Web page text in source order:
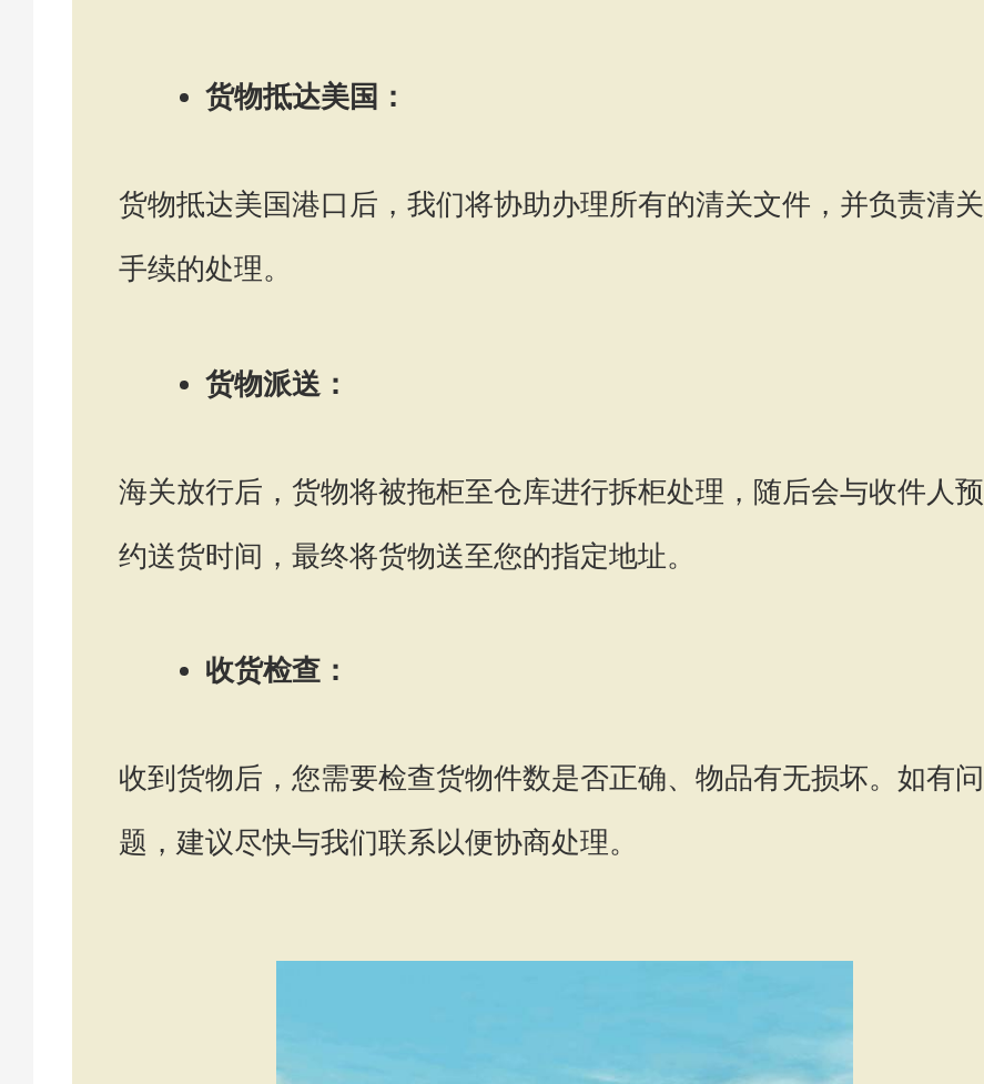
货物抵达美国：
货物抵达美国港口后，我们将协助办理所有的清关文件，并负责清关
手续的处理。
货物派送：
海关放行后，货物将被拖柜至仓库进行拆柜处理，随后会与收件人预
约送货时间，最终将货物送至您的指定地址。
收货检查：
收到货物后，您需要检查货物件数是否正确、物品有无损坏。如有问
题，建议尽快与我们联系以便协商处理。